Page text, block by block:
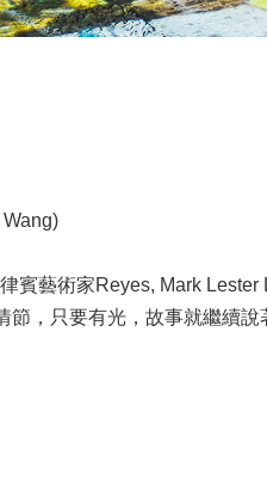
藝術家Reyes, Mark Lester
，只要有光，故事就繼續說